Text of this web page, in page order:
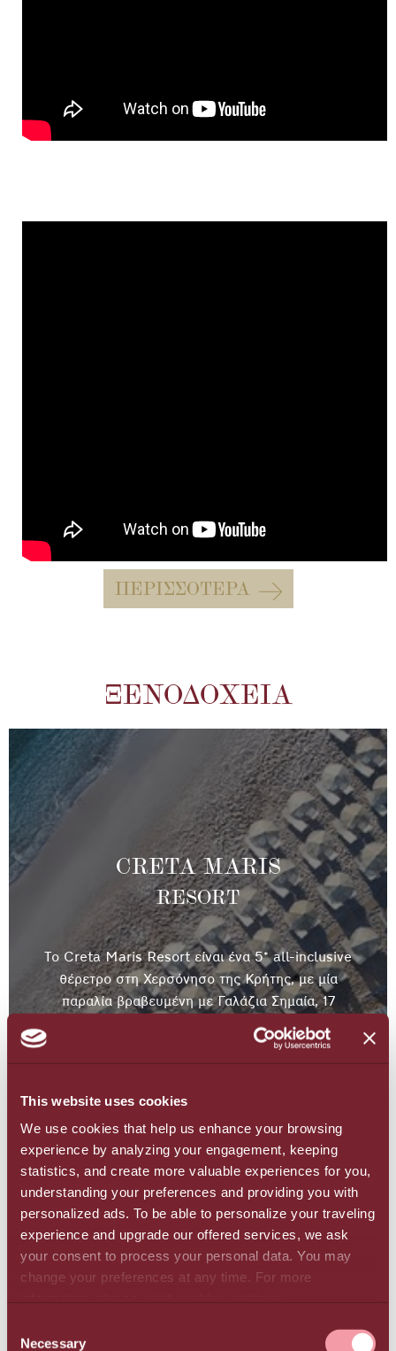
This website uses cookies
We use cookies that help us enhance your browsing
experience by analyzing your engagement, keeping
statistics, and create more valuable experiences for you,
understanding your preferences and providing you with
personalized ads. To be able to personalize your traveling
experience and upgrade our offered services, we ask
your consent to process your personal data. You may
change your preferences at any time. For more
SELECTION
Necessary
ΠΕΡΙΣΣΌΤΕΡΑ
ΞΕΝΟΔΟΧΕΊΑ
CRETA MARIS
RESORT
Το Creta Maris Resort είναι ένα 5* all-inclusive
θέρετρο στη Χερσόνησο της Κρήτης, με μία
παραλία βραβευμένη με Γαλάζια Σημαία, 17
πισίνες, ένα υδάτινο πάρκο και kid’s club, 7
εστιατόρια, 10 μπαρ, σπα, βιολογική φάρμα και
έναν από τους μεγαλύτερους υπαίθριους
προσφέρει αξέχαστες εμπειρίες σε ζευγάρια,
οικογένειες και μοναχικούς ταξιδιώτες, έχοντας
ως γνώμονα την αυθεντική κρητική φιλοξενία.
Το 2025 το Creta Maris γιορτάσε με
υπερηφάνεια 50 χρόνια λειτουργίας,
συνεχίζοντας την παράδοση της εξαιρετικής
εξυπηρέτησης και των αξέχαστων διακοπών.